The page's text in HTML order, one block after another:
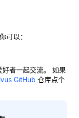
可以：
者一起交流。 如果
GitHub 仓库点个